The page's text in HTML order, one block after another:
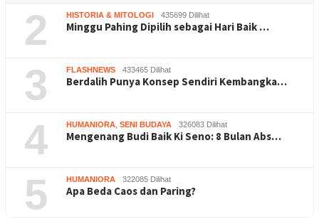
2 HISTORIA & MITOLOGI 435699 Dilihat
Minggu Pahing Dipilih sebagai Hari Baik …
3 FLASHNEWS 433465 Dilihat
Berdalih Punya Konsep Sendiri Kembangka…
4 HUMANIORA SENI BUDAYA 326083 Dilihat
Mengenang Budi Baik Ki Seno: 8 Bulan Abs…
5 HUMANIORA 322085 Dilihat
Apa Beda Caos dan Paring?